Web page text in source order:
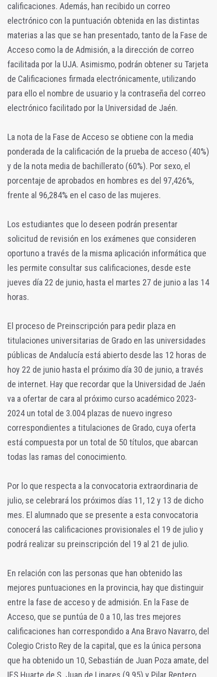
calificaciones. Además, han recibido un correo
electrónico con la puntuación obtenida en las distintas
materias a las que se han presentado, tanto de la Fase de
Acceso como la de Admisión, a la dirección de correo
facilitada por la UJA. Asimismo, podrán obtener su Tarjeta
de Calificaciones firmada electrónicamente, utilizando
para ello el nombre de usuario y la contraseña del correo
electrónico facilitado por la Universidad de Jaén.
La nota de la Fase de Acceso se obtiene con la media
ponderada de la calificación de la prueba de acceso (40%)
y de la nota media de bachillerato (60%). Por sexo, el
porcentaje de aprobados en hombres es del 97,426%,
frente al 96,284% en el caso de las mujeres.
Los estudiantes que lo deseen podrán presentar
solicitud de revisión en los exámenes que consideren
oportuno a través de la misma aplicación informática que
les permite consultar sus calificaciones, desde este
jueves día 22 de junio, hasta el martes 27 de junio a las 14
horas.
El proceso de Preinscripción para pedir plaza en
titulaciones universitarias de Grado en las universidades
públicas de Andalucía está abierto desde las 12 horas de
hoy 22 de junio hasta el próximo día 30 de junio, a través
de internet. Hay que recordar que la Universidad de Jaén
va a ofertar de cara al próximo curso académico 2023-
2024 un total de 3.004 plazas de nuevo ingreso
correspondientes a titulaciones de Grado, cuya oferta
está compuesta por un total de 50 títulos, que abarcan
todas las ramas del conocimiento.
Por lo que respecta a la convocatoria extraordinaria de
julio, se celebrará los próximos días 11, 12 y 13 de dicho
mes. El alumnado que se presente a esta convocatoria
conocerá las calificaciones provisionales el 19 de julio y
podrá realizar su preinscripción del 19 al 21 de julio.
En relación con las personas que han obtenido las
mejores puntuaciones en la provincia, hay que distinguir
entre la fase de acceso y de admisión. En la Fase de
Acceso, que se puntúa de 0 a 10, las tres mejores
calificaciones han correspondido a Ana Bravo Navarro, del
Colegio Cristo Rey de la capital, que es la única persona
que ha obtenido un 10, Sebastián de Juan Poza amate, del
IES Huarte de S. Juan de Linares (9.95) y Pilar Rentero